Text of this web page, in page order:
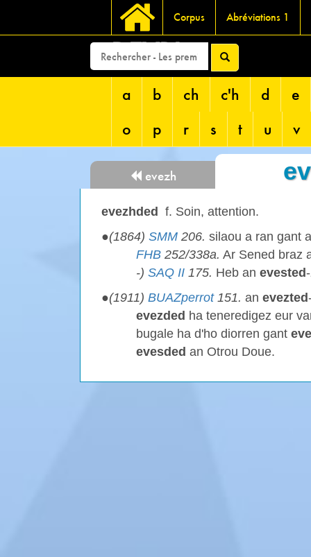
Corpus Abréviations 1
DEVRI
a b ch c'h d
e
o
p r s t u v
evezh
evezhded
f. Soin, attention.
●(1864) SMM 206. silaou a ran gant
FHB 252/338a. Ar Sened braz
-) SAQ II 175. Heb an evested
●(1911) BUAZperrot151. an evezted
evezded ha teneredigez eur
bugale ha d'ho diorren gant
evesded an Otrou Doue.